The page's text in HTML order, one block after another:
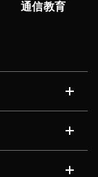
通信教育